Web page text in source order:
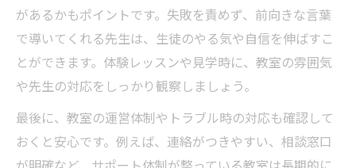
があるかもポイントです。失敗を責めず、前向きな言葉
で導いてくれる先生は、生徒のやる気や自信を伸ばすこ
とができます。体験レッスンや見学時に、教室の雰囲気
や先生の対応をしっかり観察しましょう。
最後に、教室の運営体制やトラブル時の対応も確認して
おくと安心です。例えば、連絡がつきやすい、相談窓口